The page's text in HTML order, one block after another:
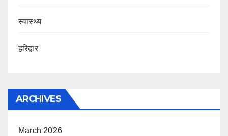
स्वास्थ्य
हरिद्वार
ARCHIVES
March 2026